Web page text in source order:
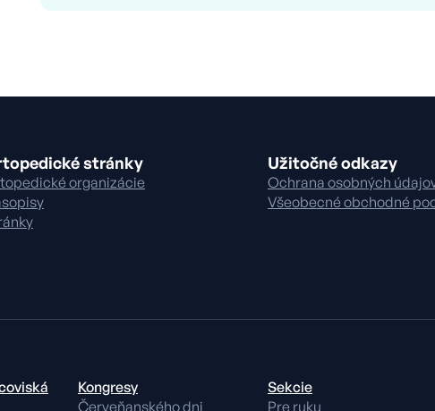
stránky
organizácie
Užitočné odkazy
Ochrana osobných
Všeobecné obchodné
Kongresy
Červeňanského dni
Sekcie
Pre ruku